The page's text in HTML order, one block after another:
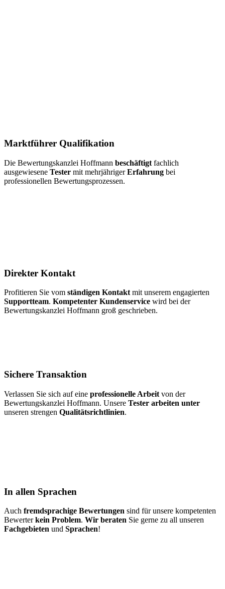
Marktführer Qualifikation
Die Bewertungskanzlei Hoffmann beschäftigt fachlich
ausgewiesene Tester mit mehrjährigerErfahrung bei
professionellen Bewertungsprozessen.
Direkter Kontakt
Profitieren Sie vom ständigen Kontaktmit unserem engagierten
Supportteam. Kompetenter Kundenservice wird bei der
Bewertungskanzlei Hoffmann groß geschrieben.
Sichere Transaktion
Verlassen Sie sich auf eine professionelle Arbeit von der
Bewertungskanzlei Hoffmann. Unsere Tester arbeiten unter
unseren strengen Qualitätsrichtlinien.
In allen Sprachen
Auch fremdsprachige Bewertungen sind für unsere kompetenten
Bewerterkein Problem. Wir beraten Sie gerne zu all unseren
Fachgebieten und Sprachen!